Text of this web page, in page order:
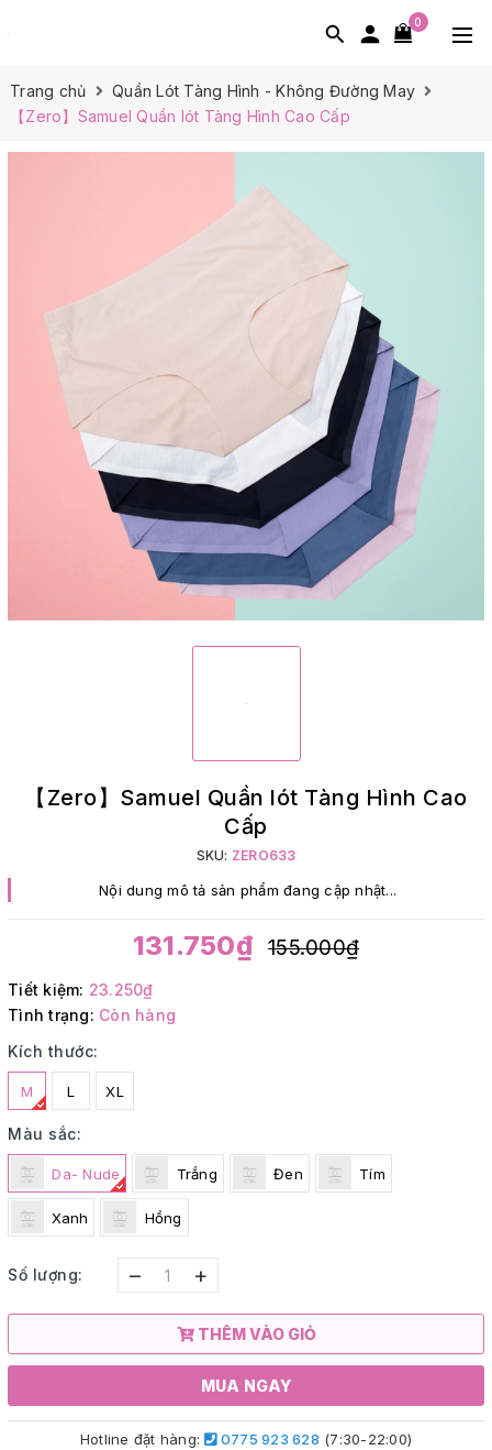
0
Trang chủ
Quần Lót Tàng Hình - Không Đường May
【Zero】Samuel Quần lót Tàng Hình Cao Cấp
【Zero】Samuel Quần lót Tàng Hình Cao
Cấp
SKU: ZERO633
Nội dung mô tả sản phẩm đang cập nhật...
131.750₫ 155.000₫
Tiết kiệm: 23.250₫
Tình trạng: Còn hàng
Kích thước:
M L XL
Màu sắc:
Da- Nude Trắng Đen Tím
Xanh Hồng
Số lượng: – +
THÊM VÀO GIỎ
MUA NGAY
Hotline đặt hàng: 0775 923 628 (7:30-22:00)